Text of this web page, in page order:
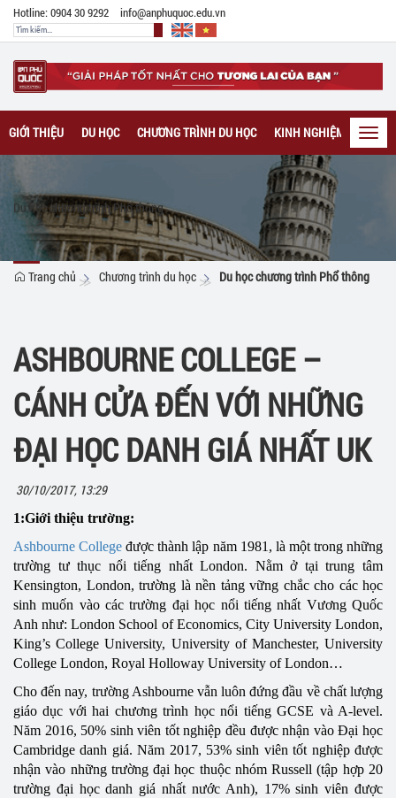
Hotline: 0904 30 9292 info@anphuquoc.edu.vn
GIỚI THIỆU DU HỌC CHƯƠNG TRÌNH DU HỌC KINH NGHIỆM DU HỌC
Du học chương trình Phổ thông
Trang chủ Chương trình du học Du học chương trình Phổ thông
ASHBOURNE COLLEGE –
CÁNH CỬA ĐẾN VỚI NHỮNG
ĐẠI HỌC DANH GIÁ NHẤT UK
30/10/2017, 13:29
1:Giới thiệu trường:
Ashbourne College được thành lập năm 1981, là một trong những
trường tư thục nổi tiếng nhất London. Nằm ở tại trung tâm
Kensington, London, trường là nền tảng vững chắc cho các học
sinh muốn vào các trường đại học nổi tiếng nhất Vương Quốc
Anh như: London School of Economics, City University London,
King’s College University, University of Manchester, University
College London, Royal Holloway University of London…
Cho đến nay, trường Ashbourne vẫn luôn đứng đầu về chất lượng
giáo dục với hai chương trình học nổi tiếng GCSE và A-level.
Năm 2016, 50% sinh viên tốt nghiệp đều được nhận vào Đại học
Cambridge danh giá. Năm 2017, 53% sinh viên tốt nghiệp được
nhận vào những trường đại học thuộc nhóm Russell (tập hợp 20
trường đại học danh giá nhất nước Anh), 17% sinh viên được